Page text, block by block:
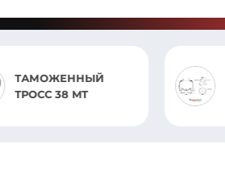
ТАМОЖЕННЫЙ
ТРОСС 38 MT